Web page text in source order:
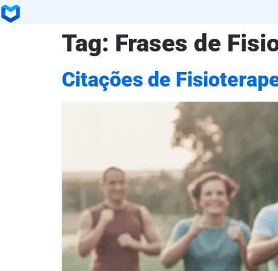
Tag: Frases de
Citações de